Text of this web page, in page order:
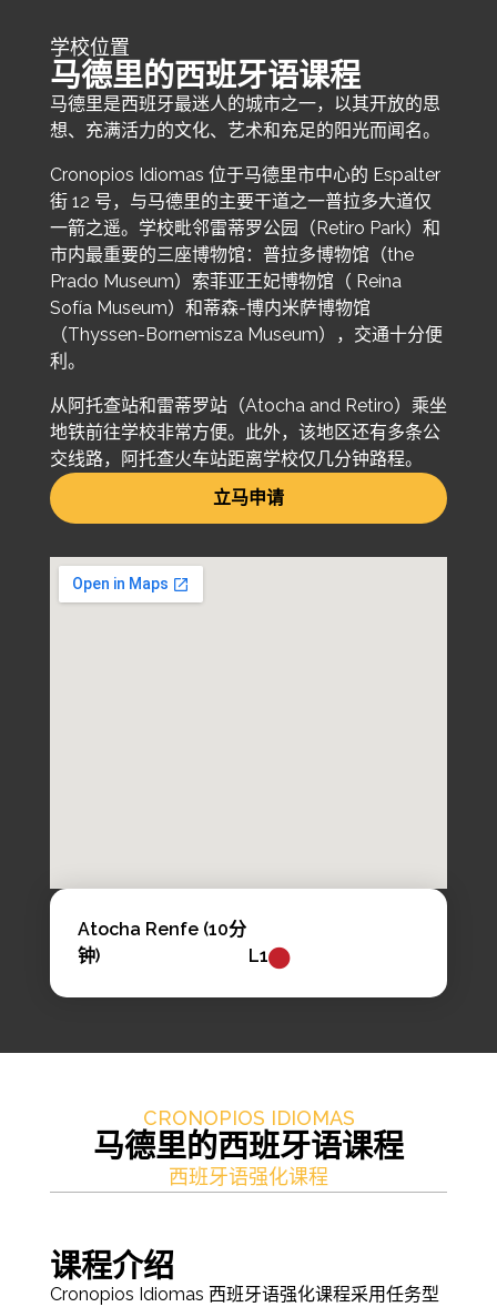
学校位置
马德里的西班牙语课程
马德里是西班牙最迷人的城市之一，以其开放的思
想、充满活力的文化、艺术和充足的阳光而闻名。
Cronopios Idiomas 位于马德里市中心的 Espalter
街 12 号，与马德里的主要干道之一普拉多大道仅
一箭之遥。学校毗邻雷蒂罗公园（Retiro Park）和
市内最重要的三座博物馆：普拉多博物馆（the
Prado Museum）索菲亚王妃博物馆（ Reina
Sofía Museum）和蒂森-博内米萨博物馆
（Thyssen-Bornemisza Museum），交通十分便
利。
从阿托查站和雷蒂罗站（Atocha and Retiro）乘坐
地铁前往学校非常方便。此外，该地区还有多条公
交线路，阿托查火车站距离学校仅几分钟路程。
立马申请
Atocha Renfe (10分
钟)
L1
CRONOPIOS IDIOMAS
马德里的西班牙语课程
西班牙语强化课程
课程介绍
Cronopios Idiomas 西班牙语强化课程采用任务型